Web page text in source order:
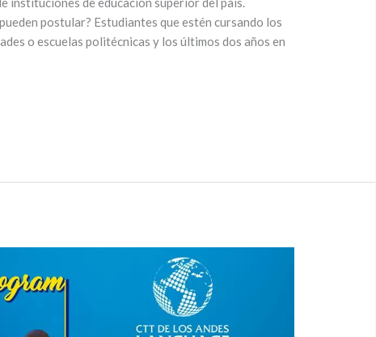
postular? Estudiantes que estén cursando los
o escuelas politécnicas y los últimos dos años en